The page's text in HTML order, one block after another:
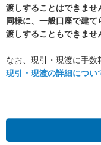
渡しすることはできませ
同様に、一般口座で建
渡しすることもできませ
なお、現引・現渡に手数
現引・現渡の詳細につい